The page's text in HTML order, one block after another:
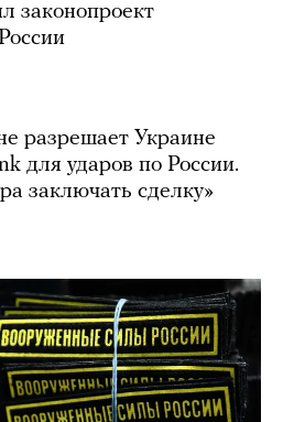
законопроект
разрешает Украине
для ударов по России.
заключать сделку»